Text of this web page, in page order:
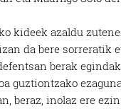
kideek azaldu
da bere sorreratik
berak
guztiontzako
beraz, inolaz ere